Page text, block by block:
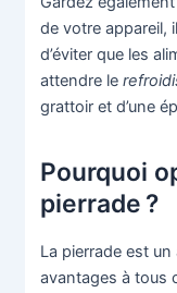
de votre appareil,
d’éviter que les
attendre le
grattoir et d’une
Pourquoi
pierrade ?
La pierrade est
avantages à tous